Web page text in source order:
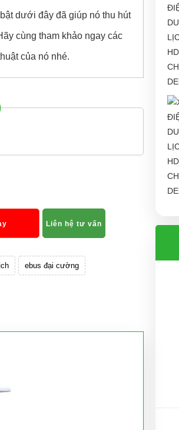
dưới đây đã giúp nó thu hút
cùng tham khảo ngay các
của nó nhé.
Liên hệ tư vấn
ebus đại cường